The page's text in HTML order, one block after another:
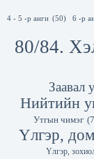
4 - 5 -р анги (50) 6 -р
80/84.
Заавал
Нийтийн
Утгын чимэг
Үлгэр,
Үлгэр,